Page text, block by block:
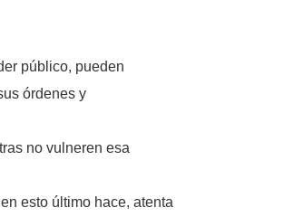
público, pueden
órdenes y
no vulneren esa
esto último hace, atenta